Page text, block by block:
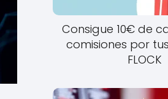
Consigue 10€ de
comisiones por
FLOCK